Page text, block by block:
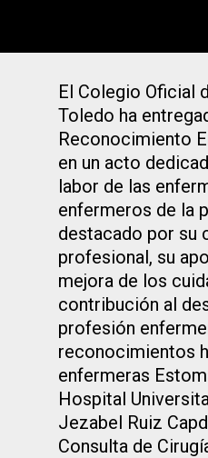
El Colegio Oficial
Toledo ha
Reconocimiento
en un acto
labor de las
enfermeros de la
destacado por su
profesional, su
mejora de los
contribución al
profesión
reconocimientos
enfermeras
Hospital
Jezabel Ruiz
Consulta de